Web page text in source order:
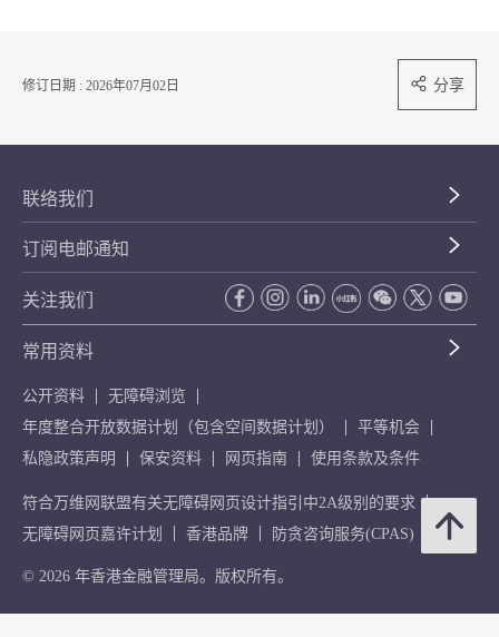
修订日期 : 2026年07月02日 分享
联络我们
订阅电邮通知
关注我们
常用资料
公开资料
无障碍浏览
年度整合开放数据计划（包含空间数据计划）
平等机会
私隐政策声明
保安资料 网页指南 使用条款及条件
符合万维网联盟有关无障碍网页设计指引中2A级别的要求
无障碍网页嘉许计划
香港品牌 防贪咨询服务(CPAS)
© 2026 年香港金融管理局。版权所有。